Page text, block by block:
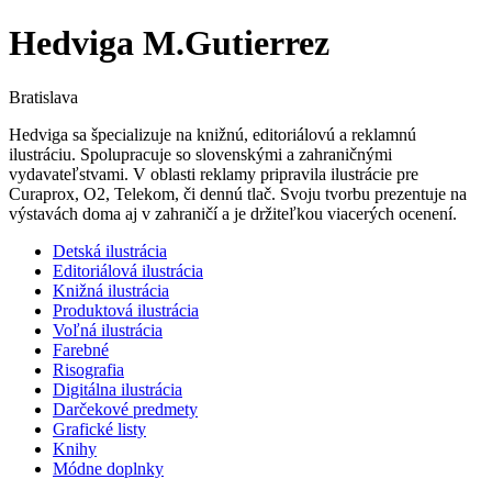
Hedviga M.Gutierrez
Bratislava
Hedviga sa špecializuje na knižnú, editoriálovú a reklamnú
ilustráciu. Spolupracuje so slovenskými a zahraničnými
vydavateľstvami. V oblasti reklamy pripravila ilustrácie pre
Curaprox, O2, Telekom, či dennú tlač. Svoju tvorbu prezentuje na
výstavách doma aj v zahraničí a je držiteľkou viacerých ocenení.
Detská ilustrácia
Editoriálová ilustrácia
Knižná ilustrácia
Produktová ilustrácia
Voľná ilustrácia
Farebné
Risografia
Digitálna ilustrácia
Darčekové predmety
Grafické listy
Knihy
Módne doplnky